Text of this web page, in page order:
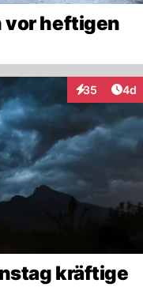
vor heftigen
35
Interaktionen
4d
kräftige